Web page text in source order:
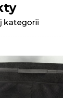
kategorii